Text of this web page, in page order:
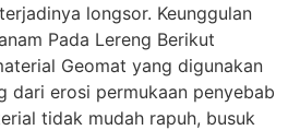
longsor. Keunggulan
Pada Lereng Berikut
Geomat yang digunakan
dari erosi permukaan penyebab
tidak mudah rapuh, busuk